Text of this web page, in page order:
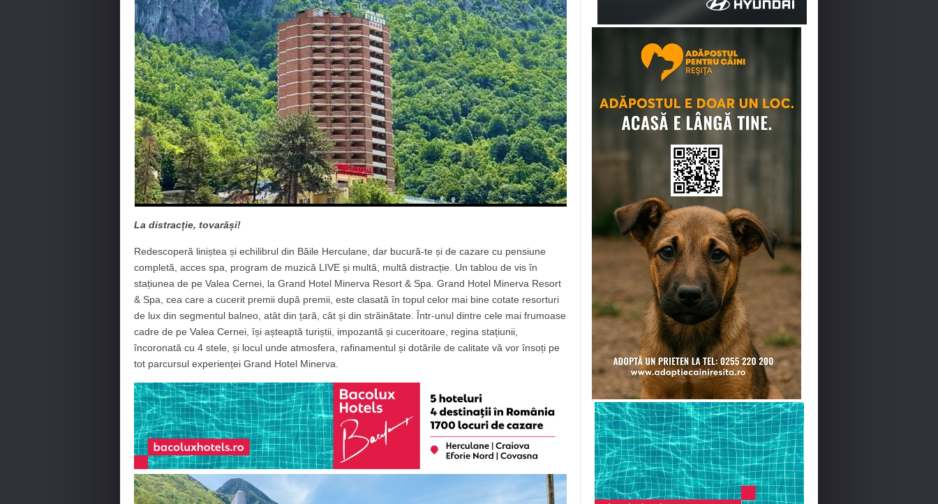
La distracție, tovarăși!
Redescoperă liniștea și echilibrul din Băile Herculane, dar bucură-te și de cazare cu pensiune
completă, acces spa, program de muzică LIVE și multă, multă distracție. Un tablou de vis în
stațiunea de pe Valea Cernei, la Grand Hotel Minerva Resort & Spa. Grand Hotel Minerva Resort
& Spa, cea care a cucerit premii după premii, este clasată în topul celor mai bine cotate resorturi
de lux din segmentul balneo, atât din țară, cât și din străinătate. Într-unul dintre cele mai frumoase
cadre de pe Valea Cernei, își așteaptă turiștii, impozantă și cuceritoare, regina stațiunii,
încoronată cu 4 stele, și locul unde atmosfera, rafinamentul și dotările de calitate vă vor însoți pe
tot parcursul experienței Grand Hotel Minerva.